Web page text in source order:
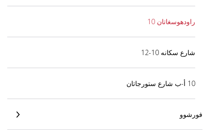
راودهوسغاتان 10
شارع سكانه 10-12
10 أ-ب شارع ستورجاتان
فورشوو